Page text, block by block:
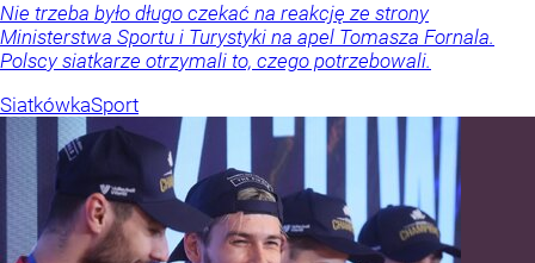
Nie trzeba było długo czekać na reakcję ze strony
Ministerstwa Sportu i Turystyki na apel Tomasza Fornala.
Polscy siatkarze otrzymali to, czego potrzebowali.
SiatkówkaSport